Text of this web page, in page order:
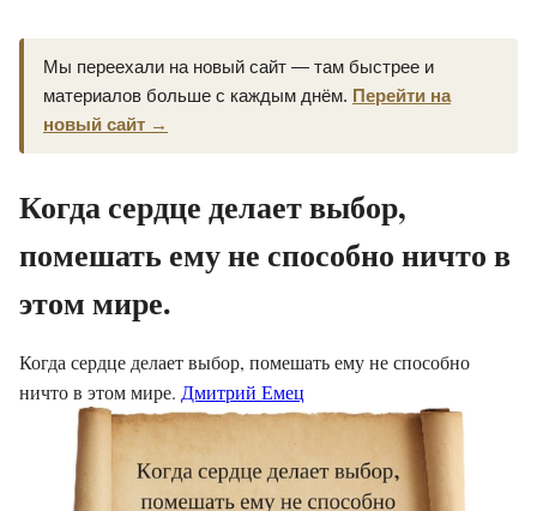
Мы переехали на новый сайт — там быстрее и
материалов больше с каждым днём. Перейти на
новый сайт →
Когда сердце делает выбор,
помешать ему не способно ничто в
этом мире.
Когда сердце делает выбор, помешать ему не способно
ничто в этом мире. Дмитрий Емец